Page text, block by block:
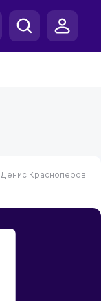
Денис Красноперов